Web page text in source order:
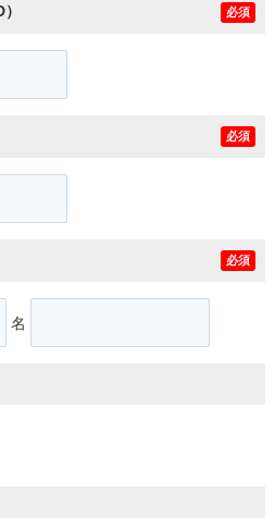
必須
必須
必須
名